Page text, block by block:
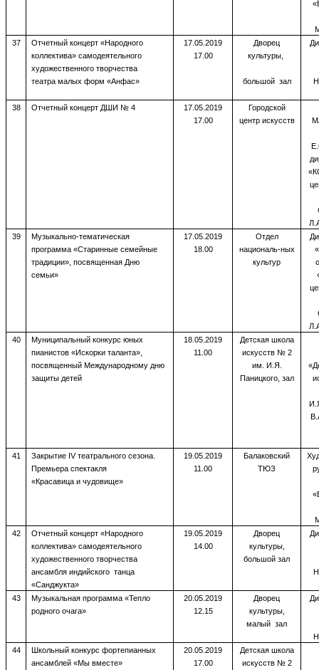
37
Отчетный концерт «Народного
коллектива» самодеятельного
художественного творчества
театра малых форм «Анфас»
17.05.2019
17.00
Дворец
культуры,
большой зал
38 Отчетный концерт ДШИ № 4
17.05.2019
17.00
Городской
центр искусств
39
Музыкально-тематическая
программа «Старинные семейные
традиции», посвященная Дню
семьи»
17.05.2019
18.00
Отдел
националь-ных
культур
40
Муниципальный конкурс юных
пианистов «Искорки таланта»,
посвященный Международному дню
защиты детей
18.05.2019
11.00
Детская школа
искусств № 2
им. И.Я.
Паницкого, зал
41
Закрытие IV театрального сезона.
Премьера спектакля
«Красавица и чудовище»
19.05.2019
11.00
Балаковский
ТЮЗ
42
Отчетный концерт «Народного
коллектива» самодеятельного
художественного творчества
ансамбля индийского танца
«Санджукта»
19.05.2019
14.00
Дворец
культуры,
большой зал
43
Музыкальная программа «Тепло
родного очага»
20.05.2019
12.15
Дворец
культуры,
малый зал
44
Школьный конкурс фортепианных
ансамблей «Мы вместе»
20.05.2019
17.00
Детская школа
искусств № 2